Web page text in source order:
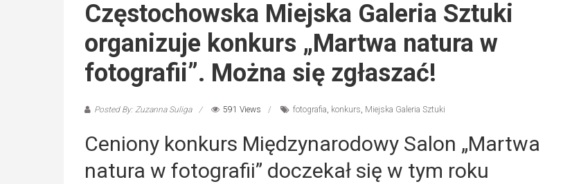
Częstochowska Miejska Galeria Sztuki
organizuje konkurs „Martwa natura w
fotografii”. Można się zgłaszać!
Posted By: Zuzanna Suliga 591 Views fotografia, konkurs, Miejska Galeria Sztuki
Ceniony konkurs Międzynarodowy Salon „Martwa
natura w fotografii” doczekał się w tym roku